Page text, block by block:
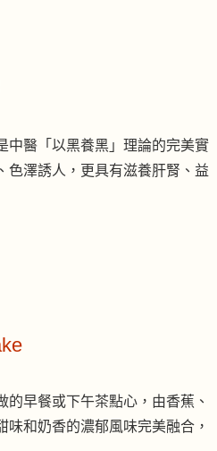
中醫「以黑養黑」理論的完美實
色澤誘人，更具有滋養肝腎、益
早餐或下午茶點心，由香蕉、
和奶香的濃郁風味完美融合，